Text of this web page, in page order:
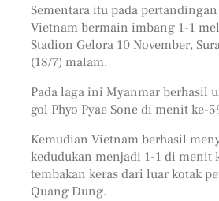
Sementara itu pada
Vietnam bermain imbang 1-1
Stadion Gelora 10 November,
(18/7) malam.
Pada laga ini Myanmar berhasil
gol Phyo Pyae Sone di menit ke-
Kemudian Vietnam berhasil
kedudukan menjadi 1-1 di menit
tembakan keras dari luar kotak
Quang Dung.